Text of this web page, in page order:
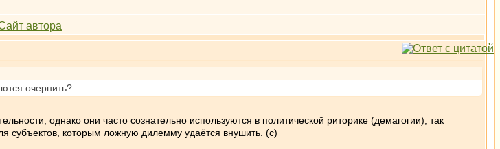
очернить?
однако они часто сознательно используются в политической риторике (демагогии), так
субъектов, которым ложную дилемму удаётся внушить. (c)